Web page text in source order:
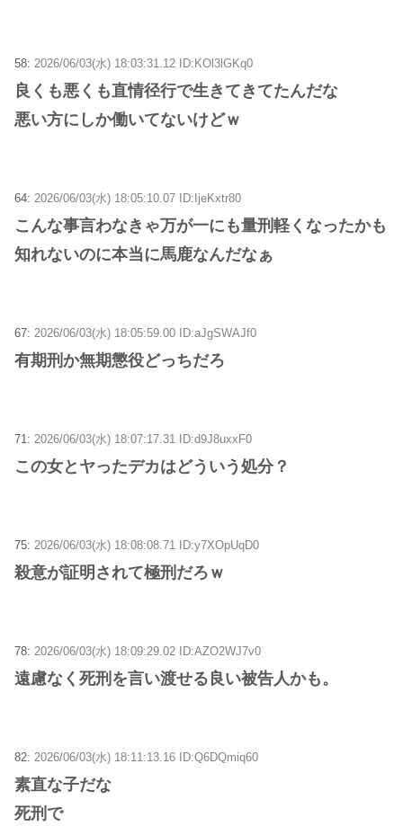
58: 2026/06/03(水) 18:03:31.12 ID:KOl3lGKq0
良くも悪くも直情径行で生きてきてたんだな
悪い方にしか働いてないけどｗ
64: 2026/06/03(水) 18:05:10.07 ID:IjeKxtr80
こんな事言わなきゃ万が一にも量刑軽くなったかも
知れないのに本当に馬鹿なんだなぁ
67: 2026/06/03(水) 18:05:59.00 ID:aJgSWAJf0
有期刑か無期懲役どっちだろ
71: 2026/06/03(水) 18:07:17.31 ID:d9J8uxxF0
この女とヤったデカはどういう処分？
75: 2026/06/03(水) 18:08:08.71 ID:y7XOpUqD0
殺意が証明されて極刑だろｗ
78: 2026/06/03(水) 18:09:29.02 ID:AZO2WJ7v0
遠慮なく死刑を言い渡せる良い被告人かも。
82: 2026/06/03(水) 18:11:13.16 ID:Q6DQmiq60
素直な子だな
死刑で